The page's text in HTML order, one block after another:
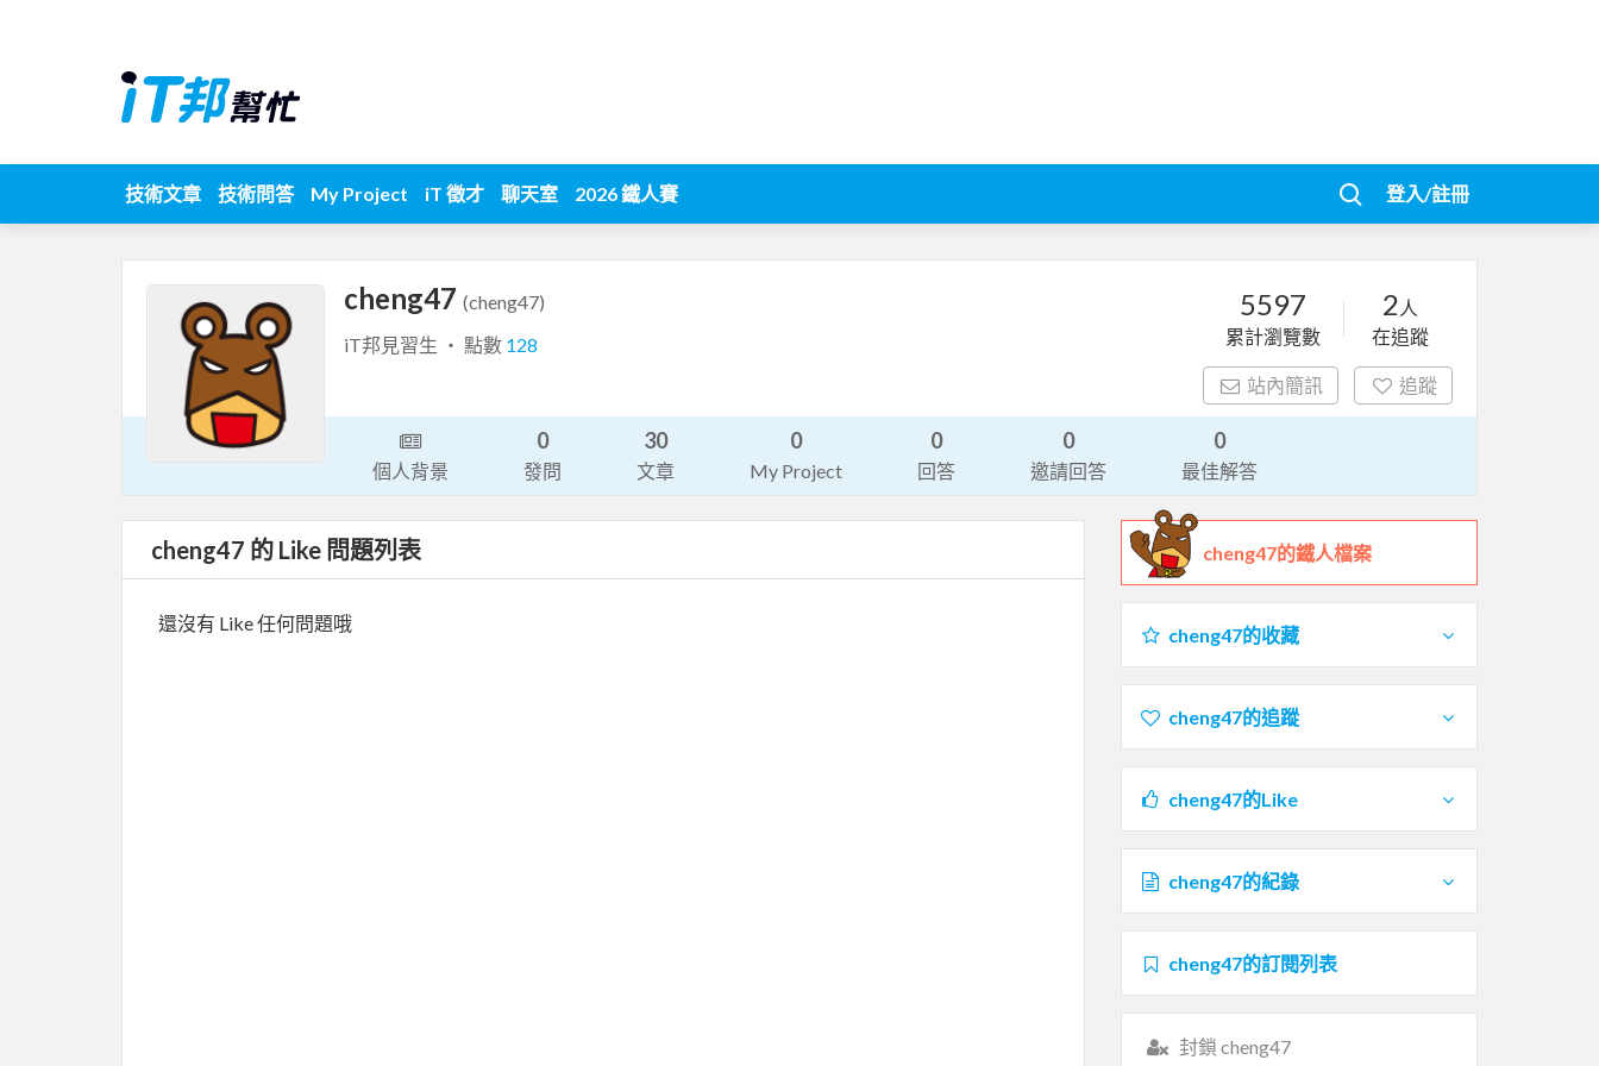
技術文章 技術問答 My Project iT 徵才 聊天室 2026 鐵人賽 登入/註冊
cheng47 (cheng47)
iT邦見習生 ‧ 點數 128
5597
累計瀏覽數
2 人
在追蹤
站內簡訊 追蹤
個人背景
0
發問
30
文章
0
My Project
0
回答
0
邀請回答
0
最佳解答
cheng47 的 Like 問題列表
還沒有 Like 任何問題哦
cheng47的鐵人檔案
cheng47的收藏
cheng47的追蹤
cheng47的Like
cheng47的紀錄
cheng47的訂閱列表
封鎖 cheng47